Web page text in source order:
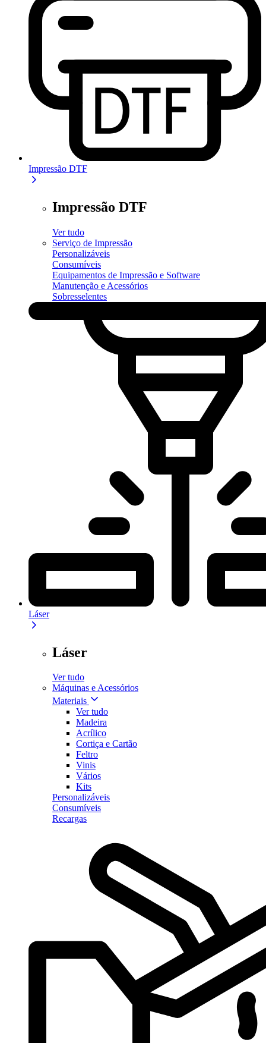
Impressão DTF
Impressão DTF
Ver tudo
Serviço de Impressão
Personalizáveis
Consumíveis
Equipamentos de Impressão e Software
Manutenção e Acessórios
Sobresselentes
Láser
Láser
Ver tudo
Máquinas e Acessórios
Materiais
Ver tudo
Madeira
Acrílico
Cortiça e Cartão
Feltro
Vinis
Vários
Kits
Personalizáveis
Consumíveis
Recargas